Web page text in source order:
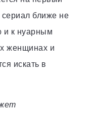
сериал ближе не
и к нуарным
женщинах и
искать в